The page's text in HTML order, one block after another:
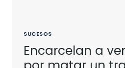
SUCESOS
Encarcelan a